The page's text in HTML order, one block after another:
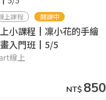
上課程 開課中
小課程┃凜小花的手繪
入門班┃5/5
線上
NT$ 850